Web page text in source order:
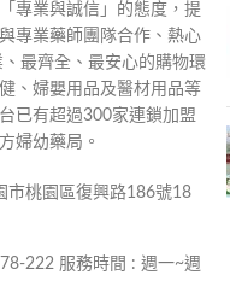
專業與誠信」的態度，提
專業藥師團隊合作、熱心
最齊全、最安心的購物環
、婦嬰用品及醫材用品等
已有超過300家連鎖加盟
婦幼藥局。
市桃園區復興路186號18
222 服務時間 : 週一~週